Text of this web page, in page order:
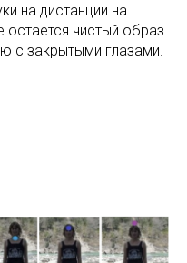
на дистанции на
чистый образ.
с закрытыми глазами.